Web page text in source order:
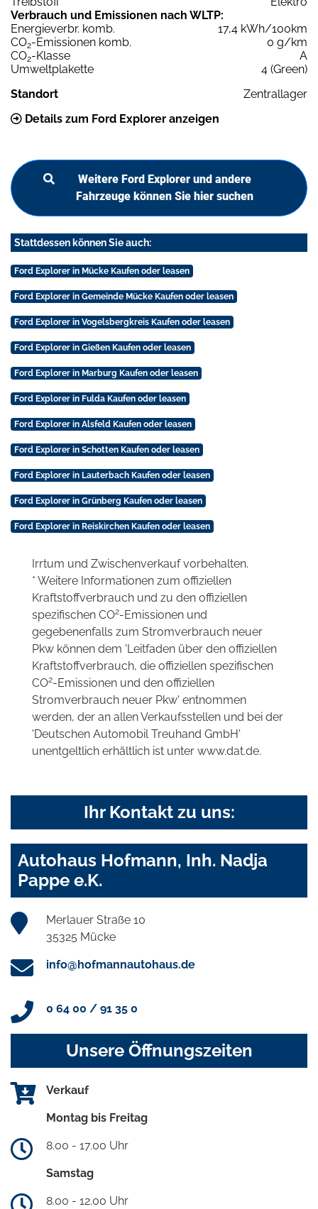
Verbrauch und Emissionen nach WLTP:
Energieverbr. komb.
17,4 kWh/100km
CO2-Emissionen komb.
0 g/km
CO2-Klasse
A
Umweltplakette
4 (Green)
Standort
Zentrallager
Details zum Ford Explorer anzeigen
Weitere Ford Explorer und andere
Fahrzeuge können Sie hier suchen
Stattdessen können Sie auch:
Ford Explorer in Mücke Kaufen oder leasen
Ford Explorer in Gemeinde Mücke Kaufen oder leasen
Ford Explorer in Vogelsbergkreis Kaufen oder leasen
Ford Explorer in Gießen Kaufen oder leasen
Ford Explorer in Marburg Kaufen oder leasen
Ford Explorer in Fulda Kaufen oder leasen
Ford Explorer in Alsfeld Kaufen oder leasen
Ford Explorer in Schotten Kaufen oder leasen
Ford Explorer in Lauterbach Kaufen oder leasen
Ford Explorer in Grünberg Kaufen oder leasen
Ford Explorer in Reiskirchen Kaufen oder leasen
Irrtum und Zwischenverkauf vorbehalten.
* Weitere Informationen zum offiziellen
Kraftstoffverbrauch und zu den offiziellen
spezifischen CO2-Emissionen und
gegebenenfalls zum Stromverbrauch neuer
Pkw können dem 'Leitfaden über den offiziellen
Kraftstoffverbrauch, die offiziellen spezifischen
CO2-Emissionen und den offiziellen
Stromverbrauch neuer Pkw' entnommen
werden, der an allen Verkaufsstellen und bei der
'Deutschen Automobil Treuhand GmbH'
unentgeltlich erhältlich ist unter www.dat.de.
Ihr Kontakt zu uns:
Autohaus Hofmann, Inh. Nadja
Pappe e.K.
Merlauer Straße 10
35325 Mücke
info@hofmannautohaus.de
0 64 00 / 91 35 0
Unsere Öffnungszeiten
Verkauf
Montag bis Freitag
8.00 - 17.00 Uhr
Samstag
8.00 - 12.00 Uhr